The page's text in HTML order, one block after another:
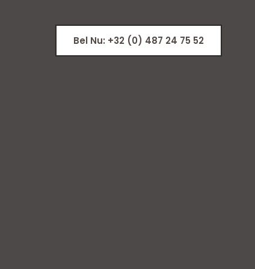
Bel Nu: +32 (0) 487 24 75 52